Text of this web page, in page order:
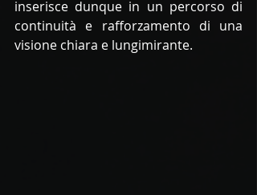
inserisce dunque in un percorso di
continuità e rafforzamento di una
visione chiara e lungimirante.